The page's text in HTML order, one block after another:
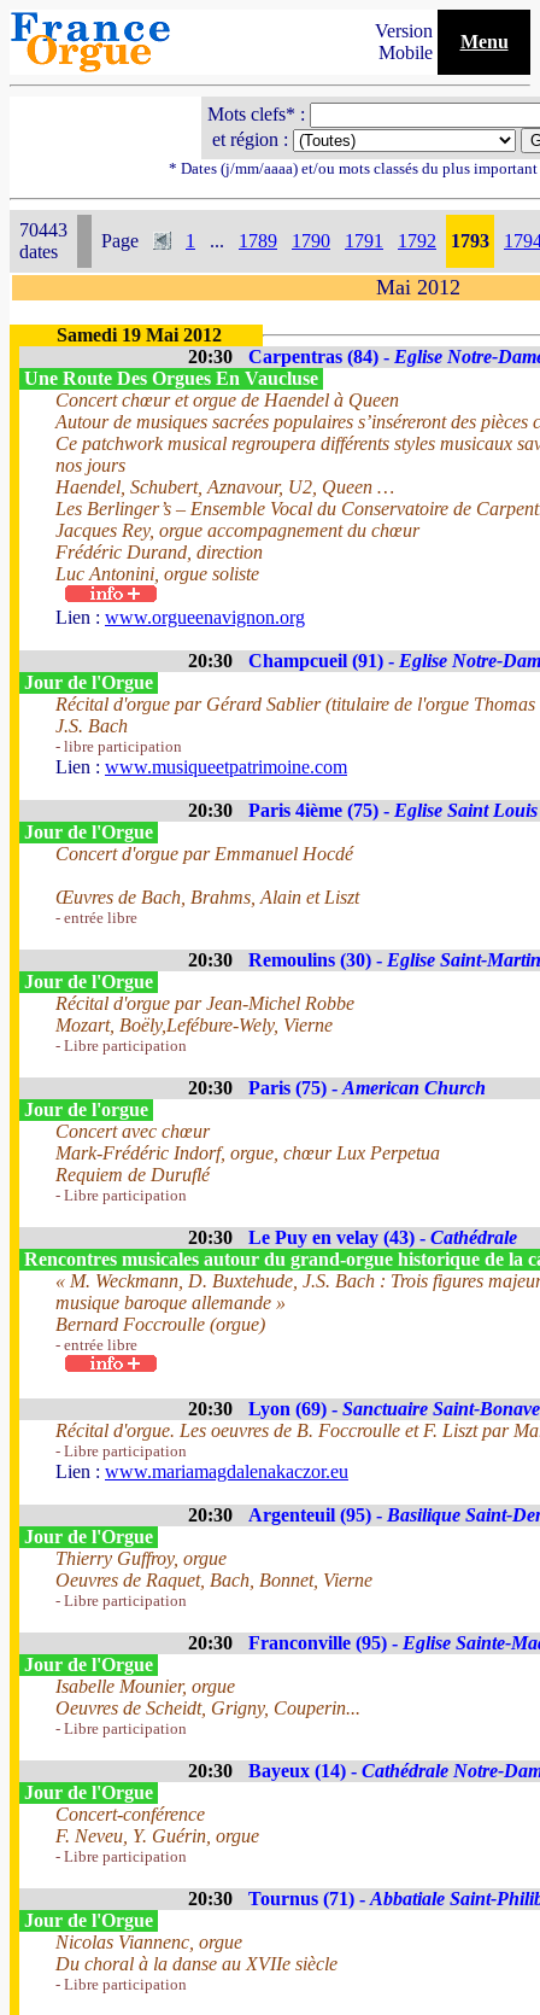
Version
Mobile
Menu
Mots clefs* :
et région :
* Dates (j/mm/aaaa) et/ou mots classés du plus
70443
dates
Page 1 ... 1789 1790 1791 1792 1793
Mai 2012
Samedi 19 Mai 2012
20:30
Carpentras (84) - Eglise Notre-
Une Route Des Orgues En Vaucluse
Concert chœur et orgue de Haendel à Queen
Autour de musiques sacrées populaires s’inséreront des pièces
Ce patchwork musical regroupera différents styles musicaux
nos jours
Haendel, Schubert, Aznavour, U2, Queen …
Les Berlinger’s – Ensemble Vocal du Conservatoire de
Jacques Rey, orgue accompagnement du chœur
Frédéric Durand, direction
Luc Antonini, orgue soliste
Lien : www.orgueenavignon.org
20:30 Champcueil (91) - Eglise Notre-
Jour de l'Orgue
Récital d'orgue par Gérard Sablier (titulaire de l'orgue Thomas
J.S. Bach
- libre participation
Lien : www.musiqueetpatrimoine.com
20:30 Paris 4ième (75) - Eglise Saint
Jour de l'Orgue
Concert d'orgue par Emmanuel Hocdé
Œuvres de Bach, Brahms, Alain et Liszt
- entrée libre
20:30 Remoulins (30) - Eglise Saint-Martin
Jour de l'Orgue
Récital d'orgue par Jean-Michel Robbe
Mozart, Boëly,Lefébure-Wely, Vierne
- Libre participation
20:30 Paris (75) - American Church
Jour de l'orgue
Concert avec chœur
Mark-Frédéric Indorf, orgue, chœur Lux Perpetua
Requiem de Duruflé
- Libre participation
20:30 Le Puy en velay (43) - Cathédrale
Rencontres musicales autour du grand-orgue historique de la
« M. Weckmann, D. Buxtehude, J.S. Bach : Trois figures
musique baroque allemande »
Bernard Foccroulle (orgue)
- entrée libre
20:30 Lyon (69) - Sanctuaire Saint-
Récital d'orgue. Les oeuvres de B. Foccroulle et F. Liszt par
- Libre participation
Lien : www.mariamagdalenakaczor.eu
20:30 Argenteuil (95) - Basilique Saint-
Jour de l'Orgue
Thierry Guffroy, orgue
Oeuvres de Raquet, Bach, Bonnet, Vierne
- Libre participation
20:30 Franconville (95) - Eglise Sainte-
Jour de l'Orgue
Isabelle Mounier, orgue
Oeuvres de Scheidt, Grigny, Couperin...
- Libre participation
20:30 Bayeux (14) - Cathédrale Notre-
Jour de l'Orgue
Concert-conférence
F. Neveu, Y. Guérin, orgue
- Libre participation
20:30 Tournus (71) - Abbatiale Saint-
Jour de l'Orgue
Nicolas Viannenc, orgue
Du choral à la danse au XVIIe siècle
- Libre participation